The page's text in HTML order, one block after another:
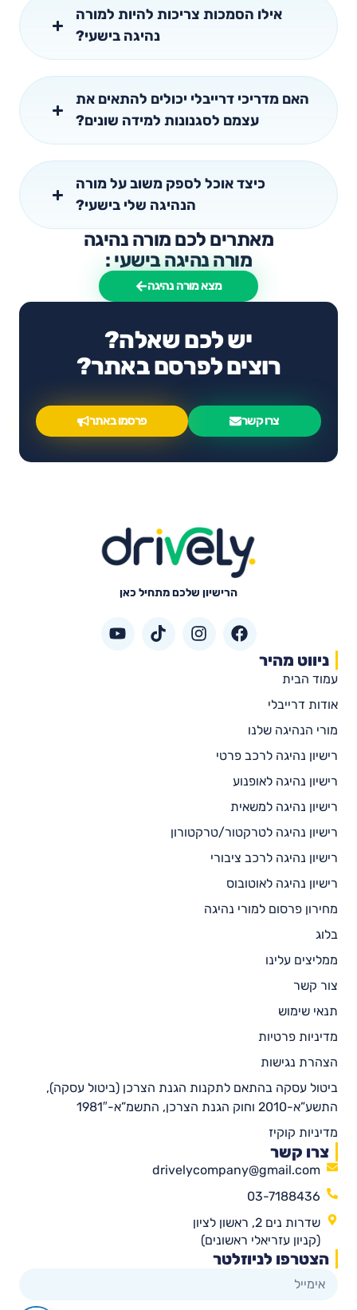
אילו הסמכות צריכות להיות למורה
נהיגה בישעי?
האם מדריכי דרייבלי יכולים להתאים את
עצמם לסגנונות למידה שונים?
כיצד אוכל לספק משוב על מורה
הנהיגה שלי בישעי?
מאתרים לכם מורה נהיגה
מורה נהיגה בישעי :
מצא מורה נהיגה
יש לכם שאלה?
רוצים לפרסם באתר?
צרו קשר פרסמו באתר
הרישיון שלכם מתחיל כאן
ניווט מהיר
עמוד הבית
אודות דרייבלי
מורי הנהיגה שלנו
רישיון נהיגה לרכב פרטי
רישיון נהיגה לאופנוע
רישיון נהיגה למשאית
רישיון נהיגה לטרקטור/טרקטורון
רישיון נהיגה לרכב ציבורי
רישיון נהיגה לאוטובוס
מחירון פרסום למורי נהיגה
בלוג
ממליצים עלינו
צור קשר
תנאי שימוש
מדיניות פרטיות
הצהרת נגישות
ביטול עסקה בהתאם לתקנות הגנת הצרכן (ביטול עסקה),
התשע”א-2010 וחוק הגנת הצרכן, התשמ”א-1981″
מדיניות קוקיז
צרו קשר
drivelycompany@gmail.com
03-7188436
שדרות נים 2, ראשון לציון
(קניון עזריאלי ראשונים)
הצטרפו לניוזלטר